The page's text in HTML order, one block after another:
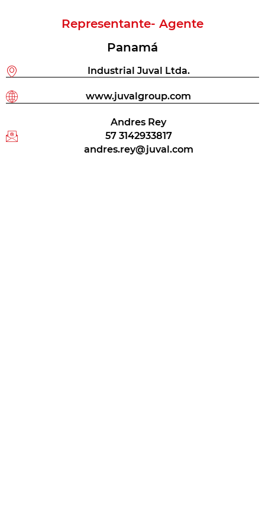
Representante- Agente
Panamá
Industrial Juval Ltda.
www.juvalgroup.com
Andres Rey
57 3142933817
andres.rey@juval.com